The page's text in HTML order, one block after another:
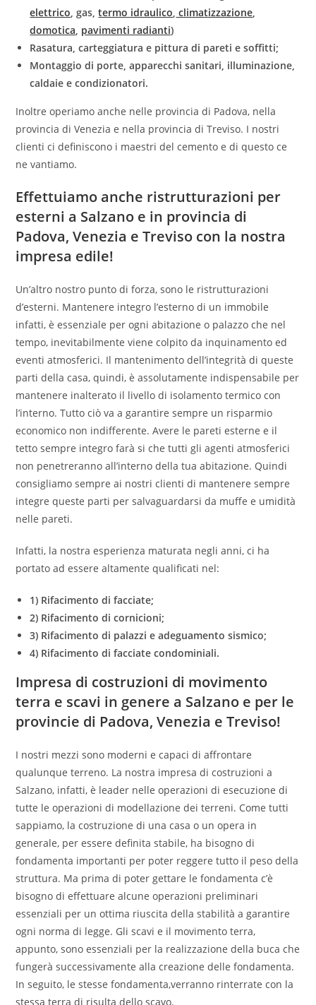
elettrico, gas,termo idraulico, climatizzazione,
domotica, pavimenti radianti)
Rasatura, carteggiatura e pittura di pareti e soffitti;
Montaggio di porte, apparecchi sanitari, illuminazione,
caldaie e condizionatori.
Inoltre operiamo anche nelle provincia di Padova, nella
provincia di Venezia e nella provincia di Treviso. I nostri
clienti ci definiscono i maestri del cemento e di questo ce
ne vantiamo.
Effettuiamo anche ristrutturazioni per
esterni a Salzano e in provincia di
Padova, Venezia e Treviso con la nostra
impresa edile!
Un’altro nostro punto di forza, sono le ristrutturazioni
d’esterni. Mantenere integro l’esterno di un immobile
infatti, è essenziale per ogni abitazione o palazzo che nel
tempo, inevitabilmente viene colpito da inquinamento ed
eventi atmosferici. Il mantenimento dell’integrità di queste
parti della casa, quindi, è assolutamente indispensabile per
mantenere inalterato il livello di isolamento termico con
l’interno. Tutto ciò va a garantire sempre un risparmio
economico non indifferente. Avere le pareti esterne e il
tetto sempre integro farà si che tutti gli agenti atmosferici
non penetreranno all’interno della tua abitazione. Quindi
consigliamo sempre ai nostri clienti di mantenere sempre
integre queste parti per salvaguardarsi da muffe e umidità
nelle pareti.
Infatti, la nostra esperienza maturata negli anni, ci ha
portato ad essere altamente qualificati nel:
1) Rifacimento di facciate;
2) Rifacimento di cornicioni;
3) Rifacimento di palazzi e adeguamento sismico;
4) Rifacimento di facciate condominiali.
Impresa di costruzioni di movimento
terra e scavi in genere a Salzano e per le
provincie di Padova, Venezia e Treviso!
I nostri mezzi sono moderni e capaci di affrontare
qualunque terreno. La nostra impresa di costruzioni a
Salzano, infatti, è leader nelle operazioni di esecuzione di
tutte le operazioni di modellazione dei terreni. Come tutti
sappiamo, la costruzione di una casa o un opera in
generale, per essere definita stabile, ha bisogno di
fondamenta importanti per poter reggere tutto il peso della
struttura. Ma prima di poter gettare le fondamenta c’è
bisogno di effettuare alcune operazioni preliminari
essenziali per un ottima riuscita della stabilità a garantire
ogni norma di legge. Gli scavi e il movimento terra,
appunto, sono essenziali per la realizzazione della buca che
fungerà successivamente alla creazione delle fondamenta.
In seguito, le stesse fondamenta,verranno rinterrate con la
stessa terra di risulta dello scavo.